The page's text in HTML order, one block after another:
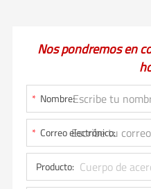
Nos pondremos en
* Nombre:
* Correo electrónico:
Producto: